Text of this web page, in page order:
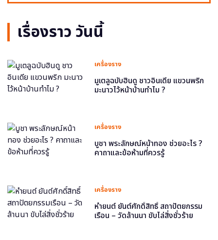
เรื่องราว วันนี้
เครื่องราง
มูเตลูฉบับฮินดู ชาวอินเดีย แขวนพริก
มะนาวไว้หน้าบ้านทำไม ?
เครื่องราง
บูชา พระลักษณ์หน้าทอง ช่วยอะไร ?
คาถาและข้อห้ามที่ควรรู้
เครื่องราง
หำยนต์ ยันต์ศักดิ์สิทธิ์ สถาปัตยกรรม
เรือน – วัดล้านนา ขับไล่สิ่งชั่วร้าย